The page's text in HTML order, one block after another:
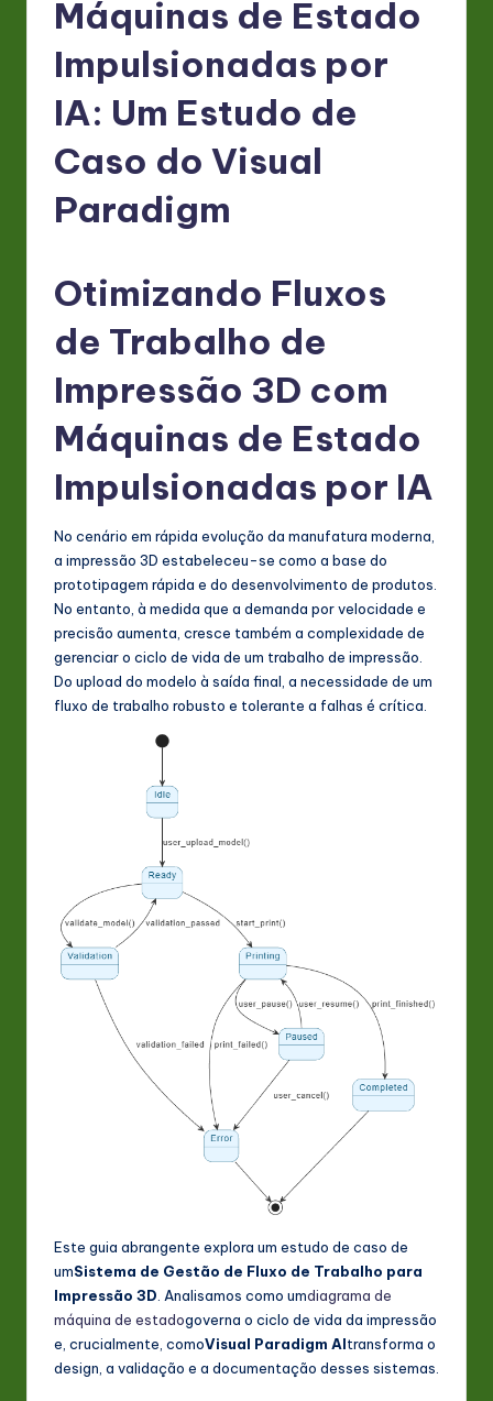
rt
in
A
&
Máquinas de Estado
Impulsionadas por
IA: Um Estudo de
Caso do Visual
Paradigm
Otimizando Fluxos
de Trabalho de
Impressão 3D com
Máquinas de Estado
Impulsionadas por IA
No cenário em rápida evolução da manufatura moderna,
a impressão 3D estabeleceu-se como a base do
prototipagem rápida e do desenvolvimento de produtos.
No entanto, à medida que a demanda por velocidade e
precisão aumenta, cresce também a complexidade de
gerenciar o ciclo de vida de um trabalho de impressão.
Do upload do modelo à saída final, a necessidade de um
fluxo de trabalho robusto e tolerante a falhas é crítica.
Este guia abrangente explora um estudo de caso de
umSistema de Gestão de Fluxo de Trabalho para
Impressão 3D . Analisamos como umdiagrama de
máquina de estadogoverna o ciclo de vida da impressão
e, crucialmente, comoVisual Paradigm AItransforma o
design, a validação e a documentação desses sistemas.